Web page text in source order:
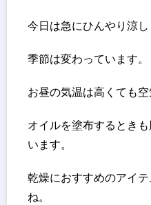
今日は急にひんやり涼し
季節は変わっています。
お昼の気温は高くても
オイルを塗布するとき
います。
乾燥におすすめのアイ
ね。